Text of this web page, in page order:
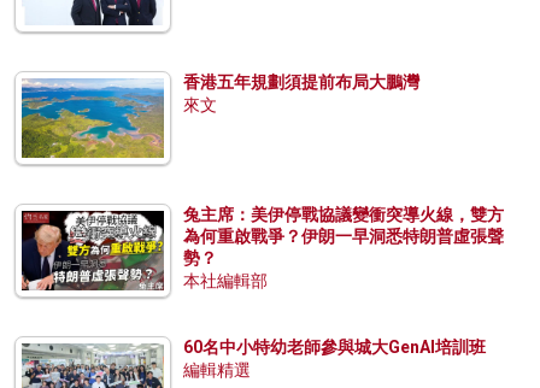
香港五年規劃須提前布局大鵬灣
來文
兔主席：美伊停戰協議變衝突導火線，雙方
為何重啟戰爭？伊朗一早洞悉特朗普虛張聲
勢？
本社編輯部
60名中小特幼老師參與城大GenAI培訓班
編輯精選